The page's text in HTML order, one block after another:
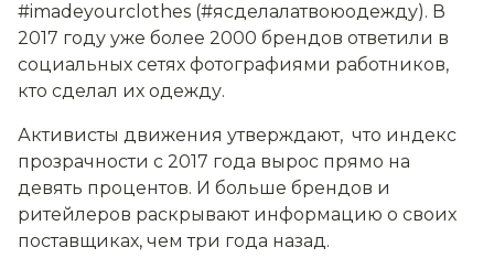
#imadeyourclothes (#ясделалатвоюодежду). В
2017 году уже более 2000 брендов ответили в
социальных сетях фотографиями работников,
кто сделал их одежду.
Активисты движения утверждают, что индекс
прозрачности с 2017 года вырос прямо на
девять процентов. И больше брендов и
ритейлеров раскрывают информацию о своих
поставщиках, чем три года назад.